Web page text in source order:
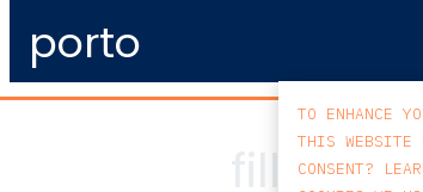
porto
TO ENHANCE
THIS WEBSITE
CONSENT?